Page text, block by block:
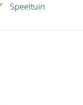
Speeltuin